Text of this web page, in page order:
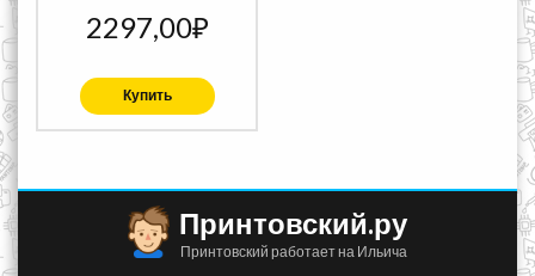
2297,00₽
Купить
Принтовский.ру
Принтовский работает на Ильича